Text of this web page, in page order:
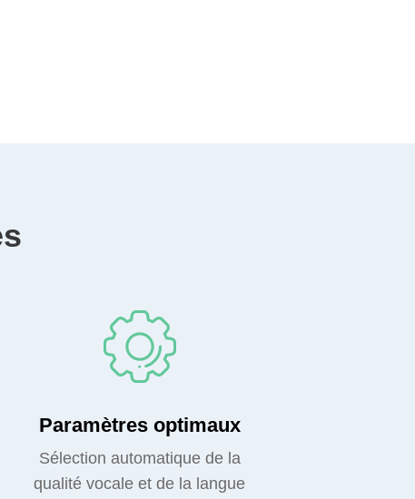
Paramètres optimaux
Sélection automatique de la
qualité vocale et de la langue